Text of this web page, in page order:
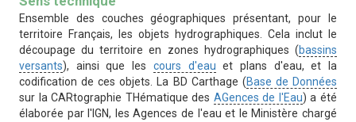
Ensemble des couches géographiques présentant, pour le
territoire Français, les objets hydrographiques. Cela inclut le
découpage du territoire en zones hydrographiques (bassins
versants), ainsi que les cours d'eau et plans d'eau, et la
codification de ces objets. La BD Carthage (Base de Données
sur la CARtographie THématique des AGences de l'Eau) a été
élaborée par l'IGN, les Agences de l'eau et le Ministère chargé